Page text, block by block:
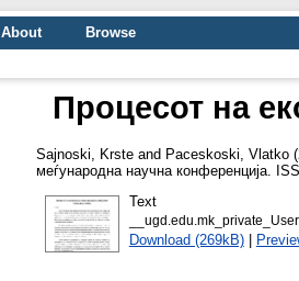
About
Browse
Процесот на
Sajnoski, Krste and Paceskoski, Vlatko
меѓународна научна конференција.
Text
Download (269kB)|